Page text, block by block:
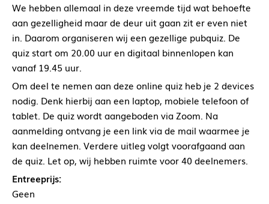
We hebben allemaal in deze vreemde tijd wat behoefte
aan gezelligheid maar de deur uit gaan zit er even niet
in. Daarom organiseren wij een gezellige pubquiz. De
quiz start om 20.00 uur en digitaal binnenlopen kan
vanaf 19.45 uur.
Om deel te nemen aan deze online quiz heb je 2 devices
nodig. Denk hierbij aan een laptop, mobiele telefoon of
tablet. De quiz wordt aangeboden via Zoom. Na
aanmelding ontvang je een link via de mail waarmee je
kan deelnemen. Verdere uitleg volgt voorafgaand aan
de quiz. Let op, wij hebben ruimte voor 40 deelnemers.
Entreeprijs:
Geen